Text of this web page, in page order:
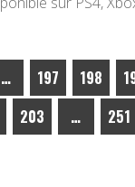
… 197 198
203 … 251